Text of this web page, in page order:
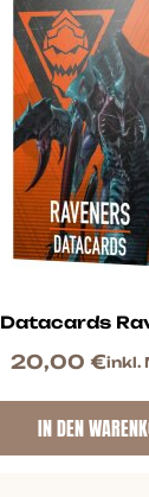
Datacards
20,00 €inkl.
IN DEN